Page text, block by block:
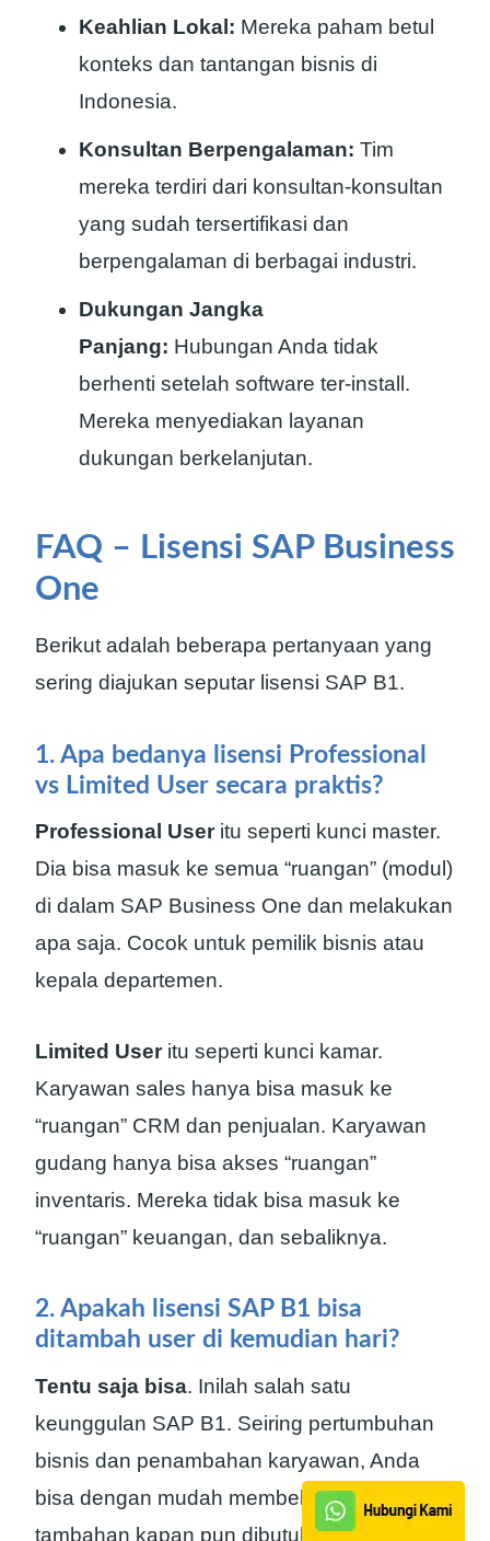
Keahlian Lokal: Mereka paham betul
konteks dan tantangan bisnis di
Indonesia.
Konsultan Berpengalaman: Tim
mereka terdiri dari konsultan-konsultan
yang sudah tersertifikasi dan
berpengalaman di berbagai industri.
Dukungan Jangka
Panjang: Hubungan Anda tidak
berhenti setelah software ter-install.
Mereka menyediakan layanan
dukungan berkelanjutan.
FAQ – Lisensi SAP Business
One
Berikut adalah beberapa pertanyaan yang
sering diajukan seputar lisensi SAP B1.
1. Apa bedanya lisensi Professional
vs Limited User secara praktis?
Professional Useritu seperti kunci master.
Dia bisa masuk ke semua “ruangan” (modul)
di dalam SAP Business One dan melakukan
apa saja. Cocok untuk pemilik bisnis atau
kepala departemen.
Limited Useritu seperti kunci kamar.
Karyawan sales hanya bisa masuk ke
“ruangan” CRM dan penjualan. Karyawan
gudang hanya bisa akses “ruangan”
inventaris. Mereka tidak bisa masuk ke
“ruangan” keuangan, dan sebaliknya.
2. Apakah lisensi SAP B1 bisa
ditambah user di kemudian hari?
Tentu saja bisa. Inilah salah satu
keunggulan SAP B1. Seiring pertumbuhan
bisnis dan penambahan karyawan, Anda
bisa dengan mudah membeli lisensi
tambahan kapan pun dibutuhkan.